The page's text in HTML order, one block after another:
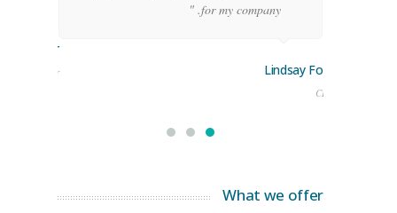
for my company. "
Lindsay Ford
CEO
Stoner
Manager
What we offer